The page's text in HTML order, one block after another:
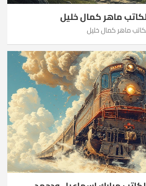
ماهر كمال خليل
ماهر كمال خليل